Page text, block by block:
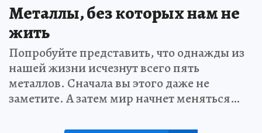
Металлы, без которых нам не
жить
Попробуйте представить, что однажды из
нашей жизни исчезнут всего пять
металлов. Сначала вы этого даже не
заметите. А затем мир начнет меняться…